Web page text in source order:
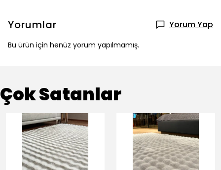
Yorumlar Yorum Yap
Bu ürün için henüz yorum yapılmamış.
Çok Satanlar